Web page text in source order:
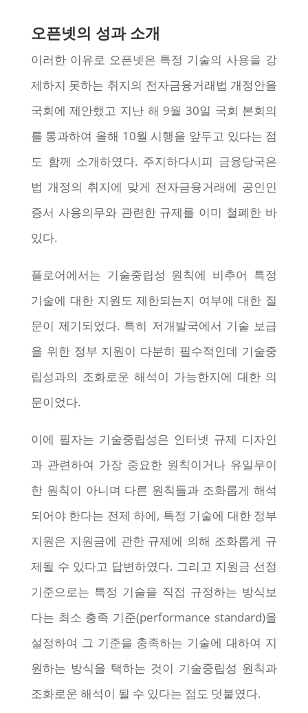
오픈넷의 성과 소개
이러한 이유로 오픈넷은 특정 기술의 사용을 강
제하지 못하는 취지의 전자금융거래법 개정안을
국회에 제안했고 지난 해 9월 30일 국회 본회의
를 통과하여 올해 10월 시행을 앞두고 있다는 점
도 함께 소개하였다. 주지하다시피 금융당국은
법 개정의 취지에 맞게 전자금융거래에 공인인
증서 사용의무와 관련한 규제를 이미 철폐한 바
있다.
플로어에서는 기술중립성 원칙에 비추어 특정
기술에 대한 지원도 제한되는지 여부에 대한 질
문이 제기되었다. 특히 저개발국에서 기술 보급
을 위한 정부 지원이 다분히 필수적인데 기술중
립성과의 조화로운 해석이 가능한지에 대한 의
문이었다.
이에 필자는 기술중립성은 인터넷 규제 디자인
과 관련하여 가장 중요한 원칙이거나 유일무이
한 원칙이 아니며 다른 원칙들과 조화롭게 해석
되어야 한다는 전제 하에, 특정 기술에 대한 정부
지원은 지원금에 관한 규제에 의해 조화롭게 규
제될 수 있다고 답변하였다. 그리고 지원금 선정
기준으로는 특정 기술을 직접 규정하는 방식보
다는 최소 충족 기준(performance standard)을
설정하여 그 기준을 충족하는 기술에 대하여 지
원하는 방식을 택하는 것이 기술중립성 원칙과
조화로운 해석이 될 수 있다는 점도 덧붙였다.